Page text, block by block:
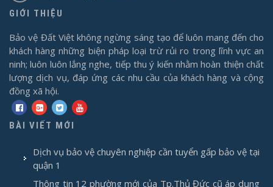
GIỚI THIỆU
Bảo vệ Đất Việt không ngừng sáng tạo để luôn mang đến cho
khách hàng những biện pháp loại trừ rủi ro trong lĩnh vực an
ninh; luôn luôn lắng nghe, tiếp thu ý kiến nhằm hoàn thiện chất
lượng dịch vụ, đáp ứng các nhu cầu của khách hàng và cộng
đồng xã hội.
BÀI VIẾT MỚI
Dịch vụ bảo vệ chuyên nghiệp cần tuyển gấp bảo vệ tại
quận 1
Thông tin 12 phường mới của Tp.Thủ Đức cũ áp dụng